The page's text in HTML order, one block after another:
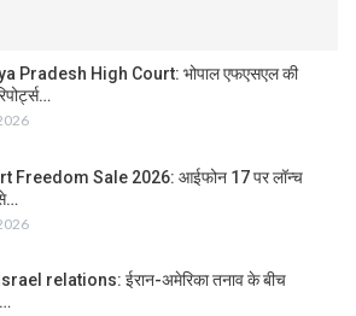
Pradesh High Court: भोपाल एफएसएल की
Freedom Sale 2026: आईफोन 17 पर लॉन्च
relations: ईरान-अमेरिका तनाव के बीच